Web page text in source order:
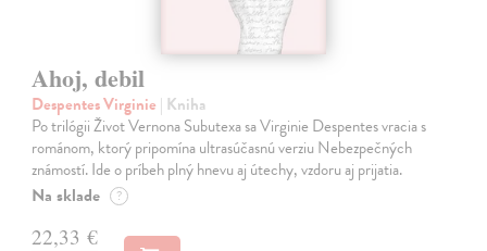
Ahoj, debil
Despentes Virginie | Kniha
Po trilógii Život Vernona Subutexa sa Virginie Despentes vracia s
románom, ktorý pripomína ultrasúčasnú verziu Nebezpečných
známostí. Ide o príbeh plný hnevu aj útechy, vzdoru aj prijatia.
Na sklade ?
22,33 €